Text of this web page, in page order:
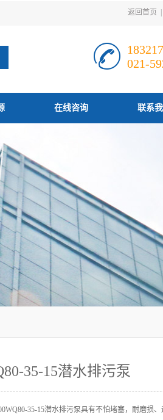
返回首页
021-
在线咨询 联系我
35-15潜水排污泵
35-15潜水排污泵具有不怕堵塞，耐磨损、